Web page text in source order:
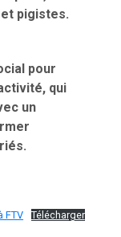
pigistes.
pour
qui
un
FTV Télécharger